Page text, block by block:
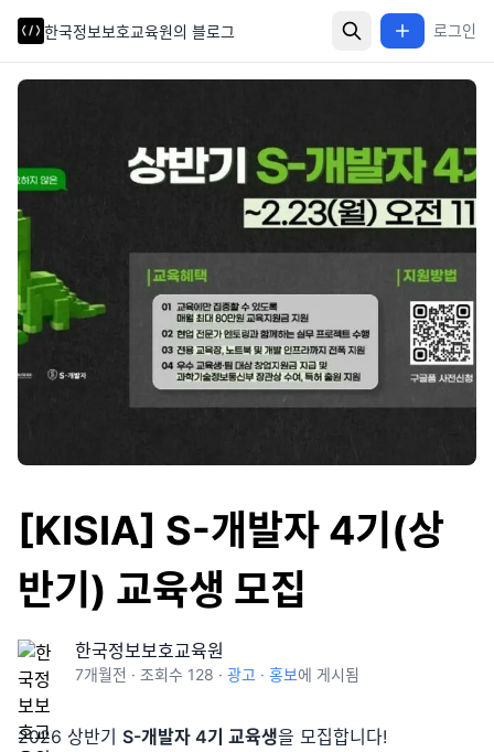
한국정보보호교육원의 블로그 로그인
한국정보보호교육원의 블로그 로그인
[KISIA] S-개발자 4기(상
반기) 교육생 모집
한국정보보호교육원
7개월전 · 조회수 128 · 광고 · 홍보에 게시됨
2026 상반기 S-개발자 4기 교육생을 모집합니다!